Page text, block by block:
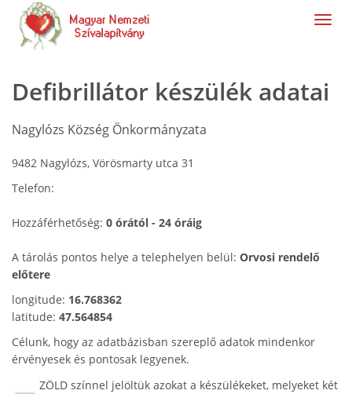
Defibrillátor készülék adatai
Nagylózs Község Önkormányzata
9482 Nagylózs, Vörösmarty utca 31
Telefon:
Hozzáférhetőség: 0 órától - 24 óráig
A tárolás pontos helye a telephelyen belül: Orvosi rendelő
előtere
longitude: 16.768362
latitude: 47.564854
Célunk, hogy az adatbázisban szereplő adatok mindenkor
érvényesek és pontosak legyenek.
ZÖLD színnel jelöltük azokat a készülékeket, melyeket két